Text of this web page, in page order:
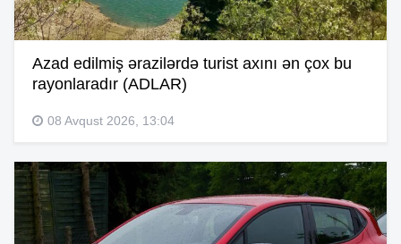
Azad edilmiş ərazilərdə turist axını ən çox bu
rayonlaradır (ADLAR)
08 Avqust 2026, 13:04